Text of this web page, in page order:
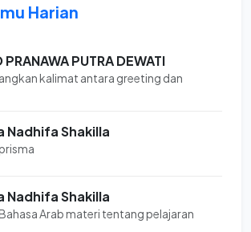
Harian
PRANAWA PUTRA DEWATI
kalimat antara greeting dan
Nadhifa Shakilla
Nadhifa Shakilla
Arab materi tentang pelajaran